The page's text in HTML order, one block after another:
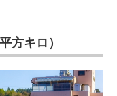
方キロ）